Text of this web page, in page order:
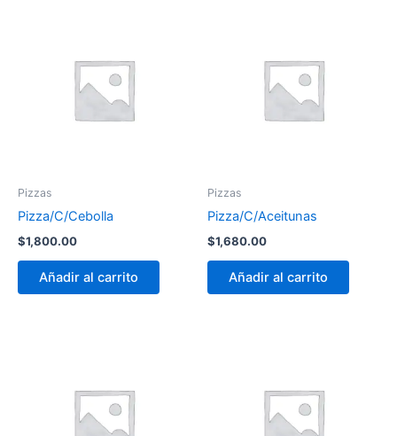
Pizzas
Pizza/C/Cebolla
$1,800.00
Añadir al carrito
Pizzas
Pizza/C/Aceitunas
$1,680.00
Añadir al carrito